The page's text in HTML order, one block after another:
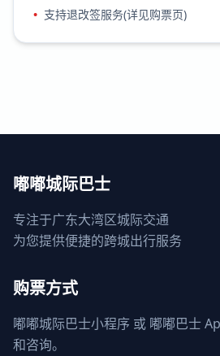
• 支持退改签服务(详见购票页)
嘟嘟城际巴士
专注于广东大湾区城际交通
为您提供便捷的跨城出行服务
购票方式
嘟嘟城际巴士小程序 或 嘟嘟巴士
和咨询。